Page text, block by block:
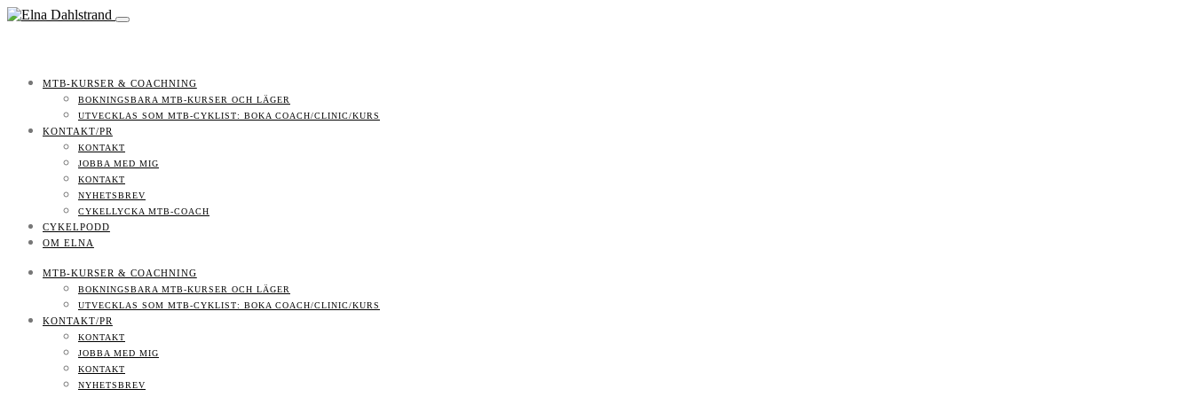
MTB-KURSER & COACHNING
BOKNINGSBARA MTB-KURSER OCH LÄGER
UTVECKLAS SOM MTB-CYKLIST: BOKA COACH/CLINIC/KURS
KONTAKT/PR
KONTAKT
JOBBA MED MIG
KONTAKT
NYHETSBREV
CYKELLYCKA MTB-COACH
CYKELPODD
OM ELNA
MTB-KURSER & COACHNING
BOKNINGSBARA MTB-KURSER OCH LÄGER
UTVECKLAS SOM MTB-CYKLIST: BOKA COACH/CLINIC/KURS
KONTAKT/PR
KONTAKT
JOBBA MED MIG
KONTAKT
NYHETSBREV